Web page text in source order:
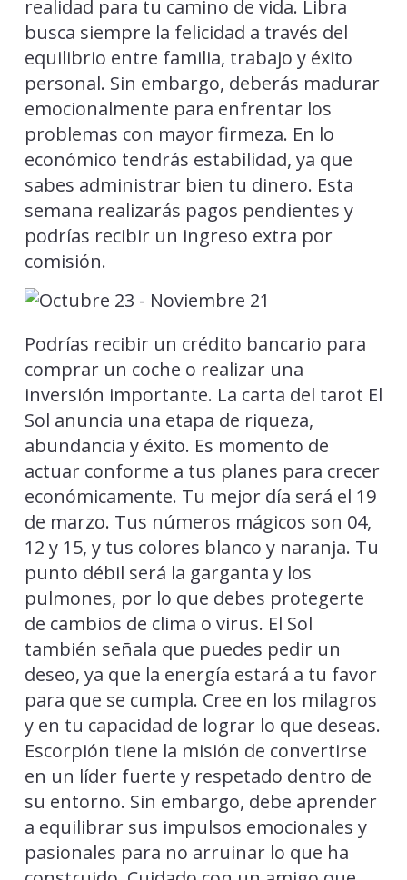
realidad para tu camino de vida. Libra
busca siempre la felicidad a través del
equilibrio entre familia, trabajo y éxito
personal. Sin embargo, deberás madurar
emocionalmente para enfrentar los
problemas con mayor firmeza. En lo
económico tendrás estabilidad, ya que
sabes administrar bien tu dinero. Esta
semana realizarás pagos pendientes y
podrías recibir un ingreso extra por
comisión.
Podrías recibir un crédito bancario para
comprar un coche o realizar una
inversión importante. La carta del tarot El
Sol anuncia una etapa de riqueza,
abundancia y éxito. Es momento de
actuar conforme a tus planes para crecer
económicamente. Tu mejor día será el 19
de marzo. Tus números mágicos son 04,
12 y 15, y tus colores blanco y naranja. Tu
punto débil será la garganta y los
pulmones, por lo que debes protegerte
de cambios de clima o virus. El Sol
también señala que puedes pedir un
deseo, ya que la energía estará a tu favor
para que se cumpla. Cree en los milagros
y en tu capacidad de lograr lo que deseas.
Escorpión tiene la misión de convertirse
en un líder fuerte y respetado dentro de
su entorno. Sin embargo, debe aprender
a equilibrar sus impulsos emocionales y
pasionales para no arruinar lo que ha